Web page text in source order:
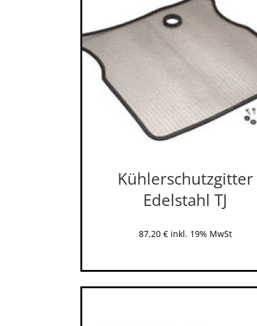
Kühlerschutzgitter
Edelstahl TJ
87,20 € inkl. 19% MwSt